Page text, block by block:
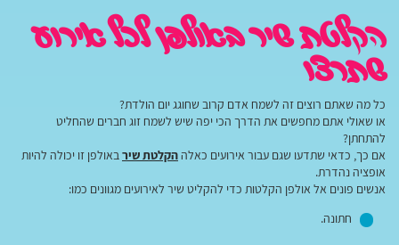
הקלטת שיר באולפן לכל אירוע
שתרצו
כל מה שאתם רוצים זה לשמח אדם קרוב שחוגג יום הולדת?
או שאולי אתם מחפשים את הדרך הכי יפה שיש לשמח זוג חברים שהחליט
להתחתן?
אם כך, כדאי שתדעו שגם עבור אירועים כאלההקלטת שירבאולפן זו יכולה להיות
אופציה נהדרת.
אנשים פונים אל אולפן הקלטות כדי להקליט שיר לאירועים מגוונים כמו:
חתונה.